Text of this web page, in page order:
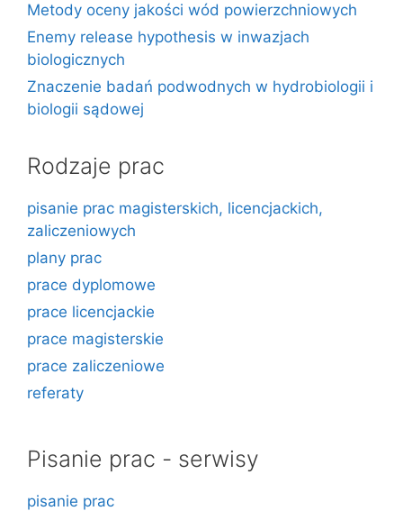
Metody oceny jakości wód powierzchniowych
Enemy release hypothesis w inwazjach
biologicznych
Znaczenie badań podwodnych w hydrobiologii i
biologii sądowej
Rodzaje prac
pisanie prac magisterskich, licencjackich,
zaliczeniowych
plany prac
prace dyplomowe
prace licencjackie
prace magisterskie
prace zaliczeniowe
referaty
Pisanie prac - serwisy
pisanie prac